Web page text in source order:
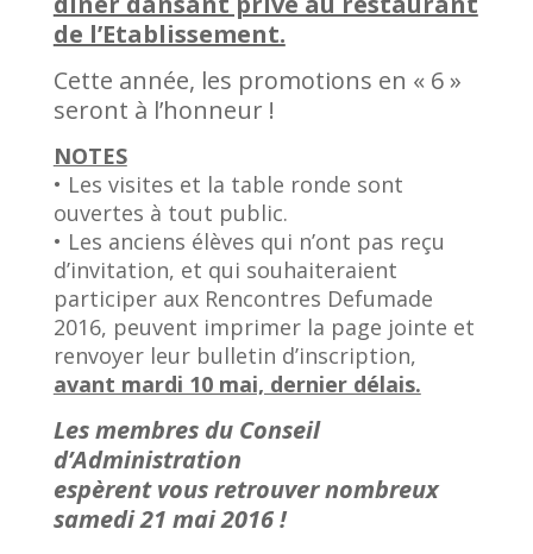
de l’Etablissement.
Cette année, les promotions en « 6 »
seront à l’honneur !
NOTES
• Les visites et la table ronde sont
ouvertes à tout public.
• Les anciens élèves qui n’ont pas reçu
d’invitation, et qui souhaiteraient
participer aux Rencontres Defumade
2016, peuvent imprimer la page jointe et
renvoyer leur bulletin d’inscription,
avant mardi 10 mai, dernier délais.
Les membres du Conseil
d’Administration
espèrent vous retrouver nombreux
samedi 21 mai 2016 !